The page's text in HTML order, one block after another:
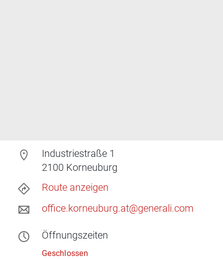
Industriestraße 1
2100 Korneuburg
Route anzeigen
office.korneuburg.at@generali.com
Öffnungszeiten
Geschlossen